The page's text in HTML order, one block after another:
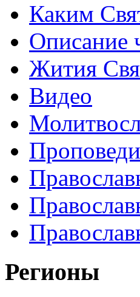
Каким
Описание
Жития
Видео
Регионы